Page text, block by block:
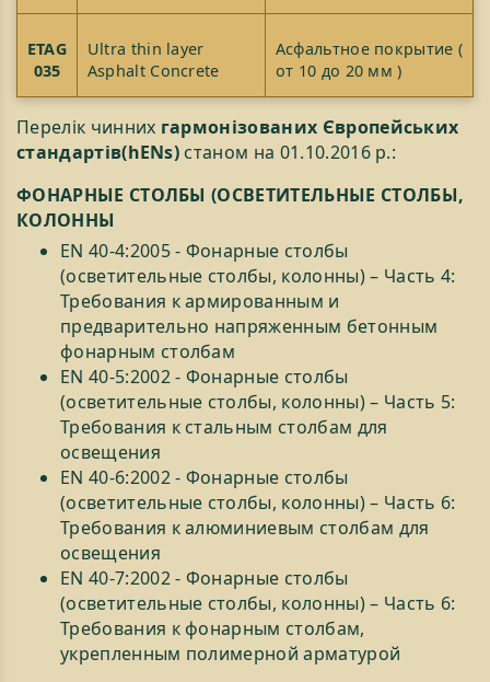
ETAG
035
Ultra thin layer
Asphalt Concrete
Асфальтное покрытие (
от 10 до 20 мм )
Перелік чинних гармонізованих Європейських
стандартів(hENs) станом на 01.10.2016 р.:
ФОНАРНЫЕ СТОЛБЫ (ОСВЕТИТЕЛЬНЫЕ СТОЛБЫ,
КОЛОННЫ
EN 40-4:2005 - Фонарные столбы
(осветительные столбы, колонны) – Часть 4:
Требования к армированным и
предварительно напряженным бетонным
фонарным столбам
EN 40-5:2002 - Фонарные столбы
(осветительные столбы, колонны) – Часть 5:
Требования к стальным столбам для
освещения
EN 40-6:2002 - Фонарные столбы
(осветительные столбы, колонны) – Часть 6:
Требования к алюминиевым столбам для
освещения
EN 40-7:2002 - Фонарные столбы
(осветительные столбы, колонны) – Часть 6:
Требования к фонарным столбам,
укрепленным полимерной арматурой